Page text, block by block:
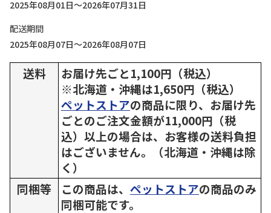
2025年08月01日～2026年07月31日
配送期間
2025年08月07日～2026年08月07日
送料
お届け先ごと1,100円（税込）
※北海道・沖縄は1,650円（税込）
ペットストアの商品に限り、お届け先
ごとのご注文金額が11,000円（税
込）以上の場合は、お客様の送料負担
はございません。（北海道・沖縄は除
く）
同梱等
この商品は、 ペットストアの商品のみ
同梱可能です。